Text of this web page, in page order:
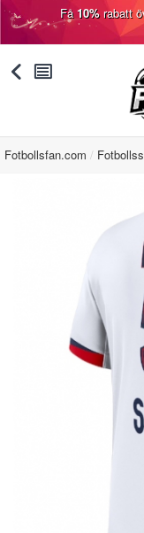
Få10%rabatt
󰅯 󰂩
Fotbollsfan.com